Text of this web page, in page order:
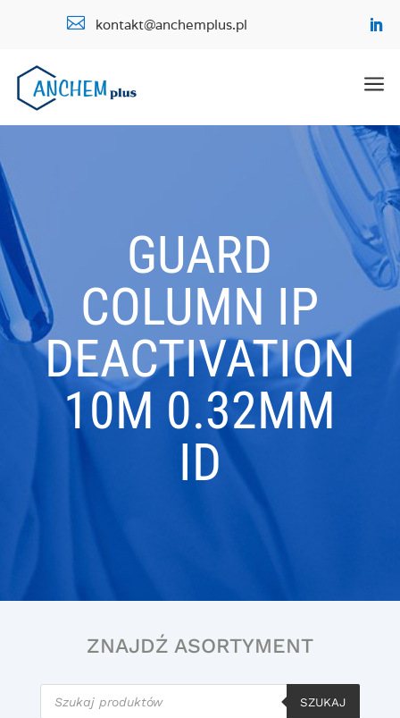
 kontakt@anchemplus.pl
a
GUARD
COLUMN IP
DEACTIVATION
10M 0.32MM
ID
ZNAJDŹ ASORTYMENT
Wyszukiwarka
produktów
SZUKAJ